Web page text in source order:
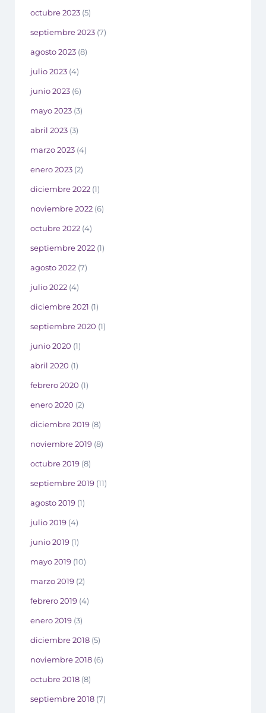
octubre 2023 (5)
septiembre 2023 (7)
agosto 2023 (8)
julio 2023 (4)
junio 2023 (6)
mayo 2023 (3)
abril 2023 (3)
marzo 2023 (4)
enero 2023 (2)
diciembre 2022 (1)
noviembre 2022 (6)
octubre 2022 (4)
septiembre 2022 (1)
agosto 2022 (7)
julio 2022 (4)
diciembre 2021 (1)
septiembre 2020 (1)
junio 2020 (1)
abril 2020 (1)
febrero 2020 (1)
enero 2020 (2)
diciembre 2019 (8)
noviembre 2019 (8)
octubre 2019 (8)
septiembre 2019 (11)
agosto 2019 (1)
julio 2019 (4)
junio 2019 (1)
mayo 2019 (10)
marzo 2019 (2)
febrero 2019 (4)
enero 2019 (3)
diciembre 2018 (5)
noviembre 2018 (6)
octubre 2018 (8)
septiembre 2018 (7)